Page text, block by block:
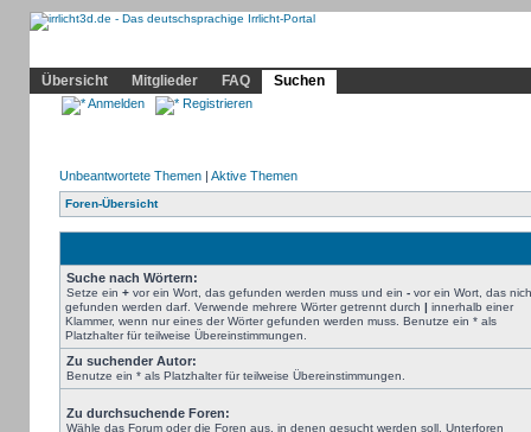
Übersicht
Mitglieder FAQ Suchen
Anmelden Registrieren
Unbeantwortete Themen| Aktive Themen
Foren-Übersicht
Suche nach Wörtern:
Setze ein +vor ein Wort, das gefunden werden muss und ein -vor ein Wort, das
gefunden werden darf. Verwende mehrere Wörter getrennt durch | innerhalb einer
Klammer, wenn nur eines der Wörter gefunden werden muss. Benutze ein * als
Platzhalter für teilweise Übereinstimmungen.
Zu suchender Autor:
Benutze ein * als Platzhalter für teilweise Übereinstimmungen.
Zu durchsuchende Foren:
Wähle das Forum oder die Foren aus, in denen gesucht werden soll. Unterforen